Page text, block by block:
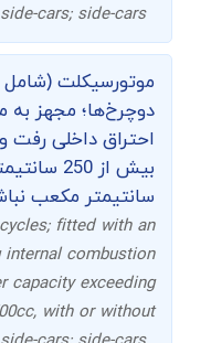
cars; side-cars
موتورسیکلت
دوچرخ‌ها؛ مجهز به
احتراق داخلی رفت
سانتیمتر مکعب
fitted with an
combustion
capacity exceeding
with or without